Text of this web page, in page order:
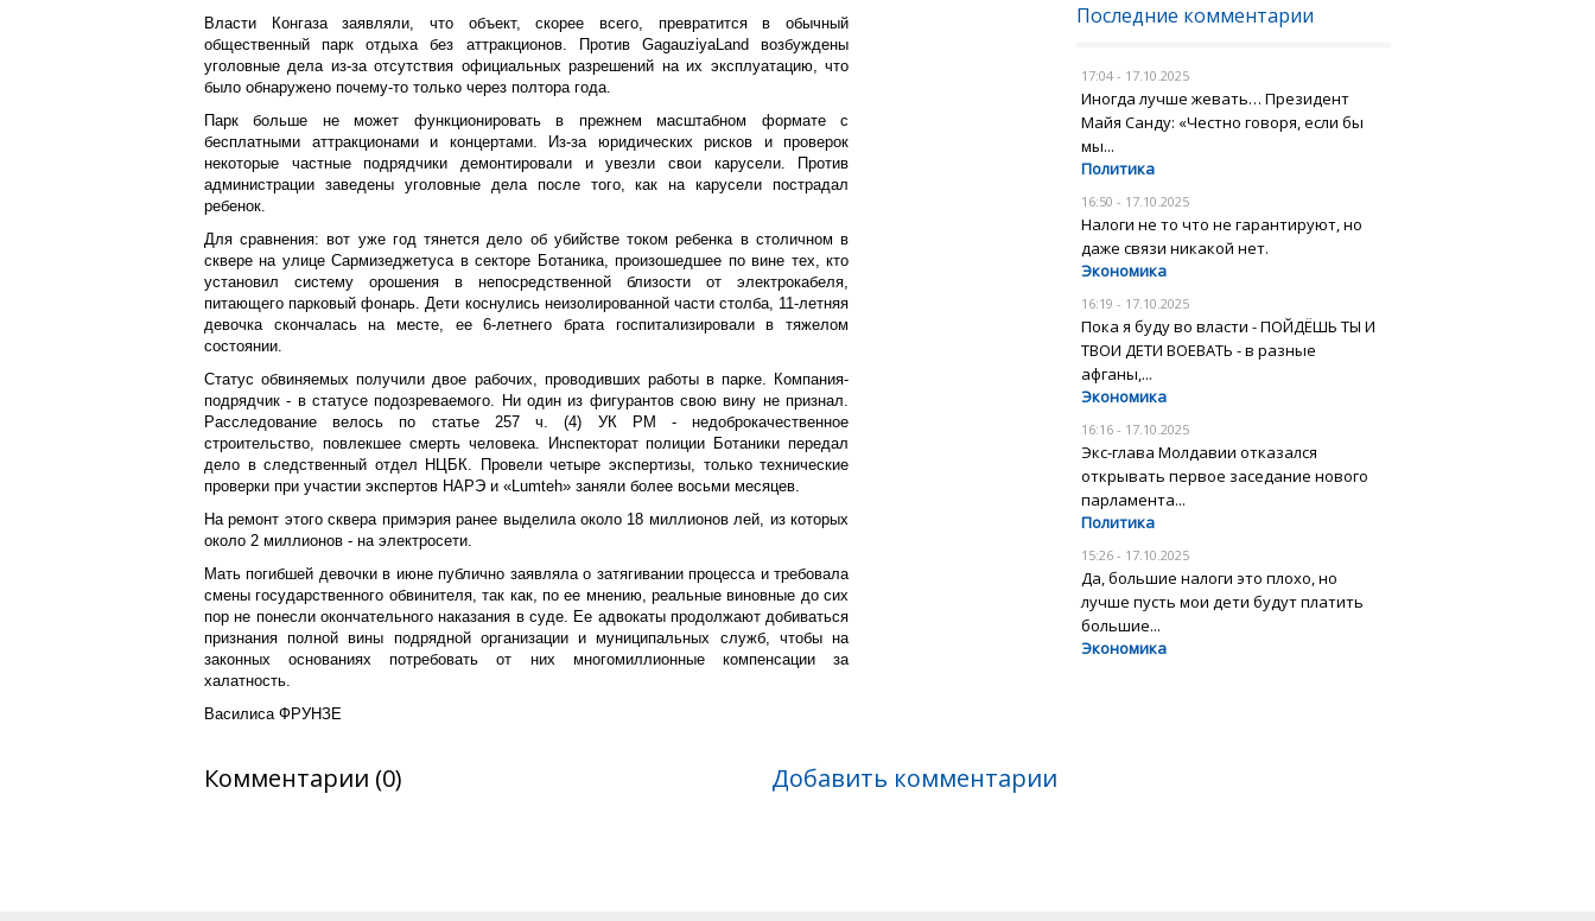
Власти Конгаза заявляли, что объект, скорее всего, превратится в обычный
общественный парк отдыха без аттракционов. Против GagauziyaLand возбуждены
уголовные дела из-за отсутствия официальных разрешений на их эксплуатацию, что
было обнаружено почему-то только через полтора года.
Парк больше не может функционировать в прежнем масштабном формате с
бесплатными аттракционами и концертами. Из-за юридических рисков и проверок
некоторые частные подрядчики демонтировали и увезли свои карусели. Против
администрации заведены уголовные дела после того, как на карусели пострадал
ребенок.
Для сравнения: вот уже год тянется дело об убийстве током ребенка в столичном в
сквере на улице Сармизеджетуса в секторе Ботаника, произошедшее по вине тех, кто
установил систему орошения в непосредственной близости от электрокабеля,
питающего парковый фонарь. Дети коснулись неизолированной части столба, 11-летняя
девочка скончалась на месте, ее 6-летнего брата госпитализировали в тяжелом
состоянии.
Статус обвиняемых получили двое рабочих, проводивших работы в парке. Компания-
подрядчик - в статусе подозреваемого. Ни один из фигурантов свою вину не признал.
Расследование велось по статье 257 ч. (4) УК РМ - недоброкачественное
строительство, повлекшее смерть человека. Инспекторат полиции Ботаники передал
дело в следственный отдел НЦБК. Провели четыре экспертизы, только технические
проверки при участии экспертов НАРЭ и «Lumteh» заняли более восьми месяцев.
На ремонт этого сквера примэрия ранее выделила около 18 миллионов лей, из которых
около 2 миллионов - на электросети.
Мать погибшей девочки в июне публично заявляла о затягивании процесса и требовала
смены государственного обвинителя, так как, по ее мнению, реальные виновные до сих
пор не понесли окончательного наказания в суде. Ее адвокаты продолжают добиваться
признания полной вины подрядной организации и муниципальных служб, чтобы на
законных основаниях потребовать от них многомиллионные компенсации за
халатность.
Василиса ФРУНЗЕ
Комментарии (0) Добавить комментарии
Последние комментарии
17:04 - 17.10.2025
Иногда лучше жевать… Президент
Майя Санду: «Честно говоря, если бы
мы...
Политика
16:50 - 17.10.2025
Налоги не то что не гарантируют, но
даже связи никакой нет.
Экономика
16:19 - 17.10.2025
Пока я буду во власти - ПОЙДЁШЬ ТЫ И
ТВОИ ДЕТИ ВОЕВАТЬ - в разные
афганы,...
Экономика
16:16 - 17.10.2025
Экс-глава Молдавии отказался
открывать первое заседание нового
парламента...
Политика
15:26 - 17.10.2025
Да, большие налоги это плохо, но
лучше пусть мои дети будут платить
большие...
Экономика